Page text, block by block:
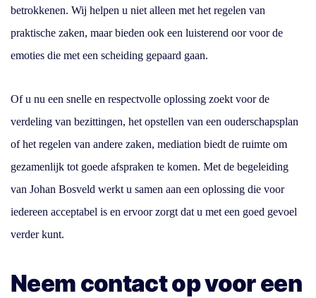
betrokkenen. Wij helpen u niet alleen met het regelen van
praktische zaken, maar bieden ook een luisterend oor voor de
emoties die met een scheiding gepaard gaan.
Of u nu een snelle en respectvolle oplossing zoekt voor de
verdeling van bezittingen, het opstellen van een ouderschapsplan
of het regelen van andere zaken, mediation biedt de ruimte om
gezamenlijk tot goede afspraken te komen. Met de begeleiding
van Johan Bosveld werkt u samen aan een oplossing die voor
iedereen acceptabel is en ervoor zorgt dat u met een goed gevoel
verder kunt.
Neem contact op voor een